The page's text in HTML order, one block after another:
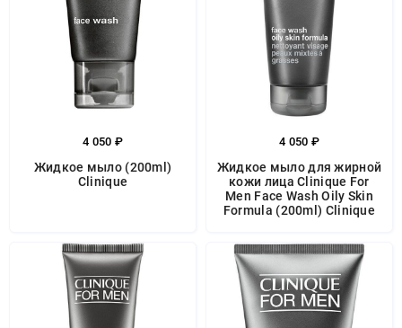
4 050 ₽
Жидкое мыло (200ml)
Clinique
4 050 ₽
Жидкое мыло для жирной
кожи лица Clinique For
Men Face Wash Oily Skin
Formula (200ml) Clinique